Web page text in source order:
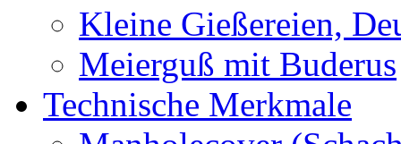
Kleine Gießereien,
Meierguß mit Buderus
Technische Merkmale